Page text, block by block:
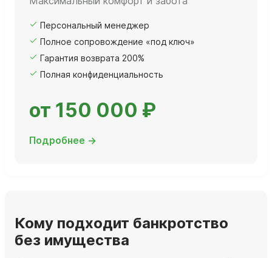
Персональный менеджер
Полное сопровождение «под ключ»
Гарантия возврата 200%
Полная конфиденциальность
от 150 000 ₽
Подробнее →
Кому подходит банкротство
без имущества